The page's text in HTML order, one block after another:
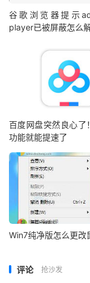
谷歌浏览器提示
player已被屏蔽怎么
百度网盘突然良心了
功能就能提速了
Win7纯净版怎么更改
评论 抢沙发